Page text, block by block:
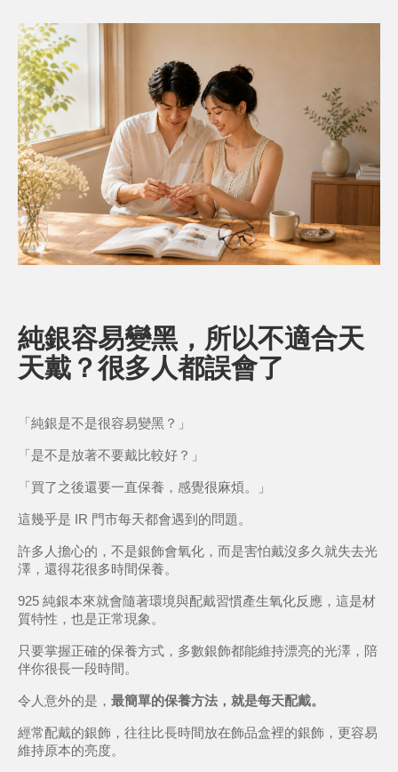
純銀容易變黑，所以不適合天
天戴？很多人都誤會了
「純銀是不是很容易變黑？」
「是不是放著不要戴比較好？」
「買了之後還要一直保養，感覺很麻煩。」
這幾乎是 IR 門市每天都會遇到的問題。
許多人擔心的，不是銀飾會氧化，而是害怕戴沒多久就失去光
澤，還得花很多時間保養。
925 純銀本來就會隨著環境與配戴習慣產生氧化反應，這是材
質特性，也是正常現象。
只要掌握正確的保養方式，多數銀飾都能維持漂亮的光澤，陪
伴你很長一段時間。
令人意外的是， 最簡單的保養方法，就是每天配戴。
經常配戴的銀飾，往往比長時間放在飾品盒裡的銀飾，更容易
維持原本的亮度。